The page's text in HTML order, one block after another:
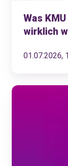
Was
wirklich
01.07.2026,
KLARA